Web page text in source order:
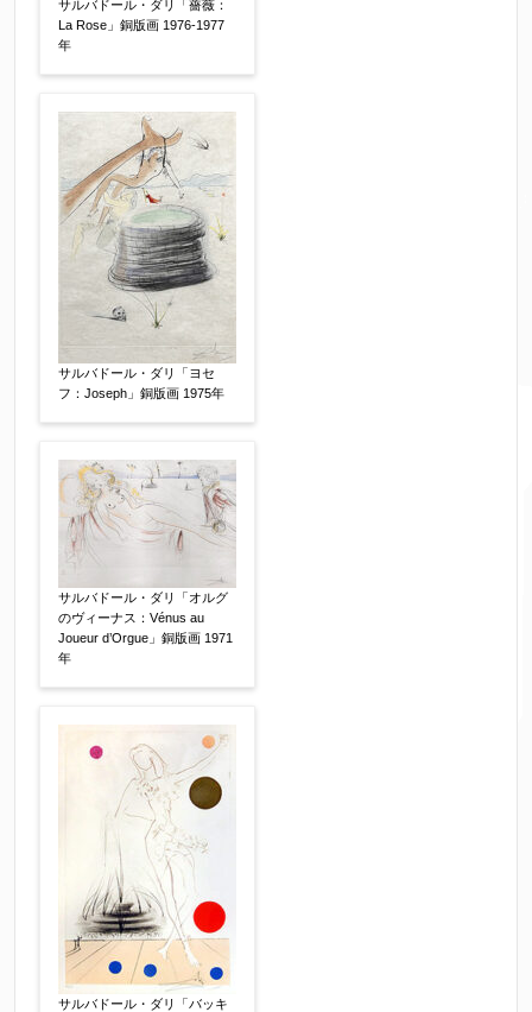
※携帯電話などご連絡が取りやすいお電話番号を
【必須】
↓郵便番号を入力すると住所の最初が自動入力さ
れます。番地以下は任意でも結構です。
【必須】
ご要望などがございましたらご入力ください
サルバドール・ダリ「薔薇：
La Rose」銅版画 1976-1977
年
サルバドール・ダリ「ヨセ
フ：Joseph」銅版画 1975年
サルバドール・ダリ「オルグ
のヴィーナス：Vénus au
Joueur d’Orgue」銅版画 1971
年
サルバドール・ダリ「バッキ